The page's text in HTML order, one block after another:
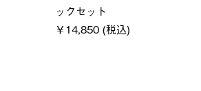
ックセット
￥14,850 (税込)